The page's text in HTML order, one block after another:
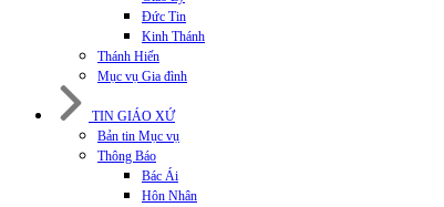
Đức Tin
Kinh Thánh
Thánh Hiến
Mục vụ Gia đình
TIN GIÁO XỨ
Bản tin Mục vụ
Thông Báo
Bác Ái
Hôn Nhân